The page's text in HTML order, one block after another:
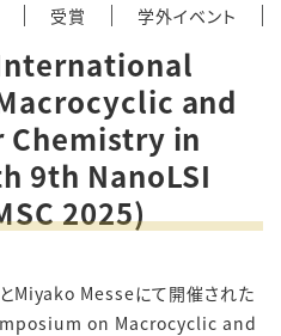
受賞 学外イベント
International
and
in
9th NanoLSI
2025)
Miyako Messeにて開催された
on Macrocyclic and